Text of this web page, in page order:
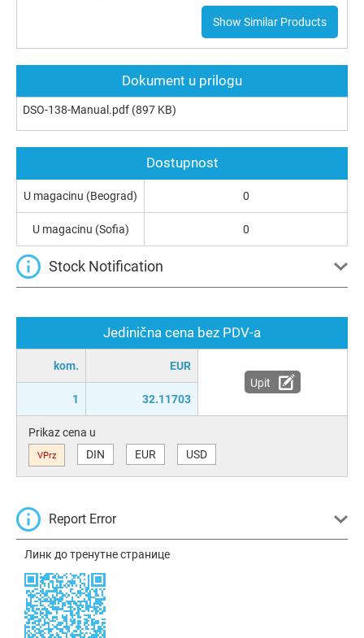
Show Similar Products
Dokument u prilogu
DSO-138-Manual.pdf (897 KB)
Jedinična cena bez PDV-a
kom. EUR
1 32.11703
Upit
Prikaz cena u
VPrz DIN EUR USD
Report Error
Линк до тренутне странице
Dostupnost
U magacinu (Beograd) 0
U magacinu (Sofia) 0
Stock Notification